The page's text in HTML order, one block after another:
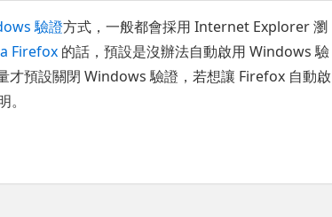
驗證方式，一般都會採用 Internet Explorer 瀏
Firefox 的話，預設是沒辦法自動啟用 Windows 驗
才預設關閉 Windows 驗證，若想讓 Firefox 自動啟